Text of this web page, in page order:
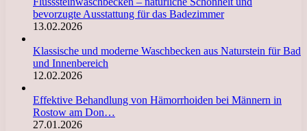
bevorzugte Ausstattung für das Badezimmer
13.02.2026
Klassische und moderne Waschbecken aus Naturstein für Bad
und Innenbereich
12.02.2026
Effektive Behandlung von Hämorrhoiden bei Männern in
Rostow am Don…
27.01.2026